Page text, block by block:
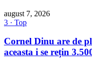
august 7, 2026
3 · Top
Cornel Dinu are de
aceasta i se rețin